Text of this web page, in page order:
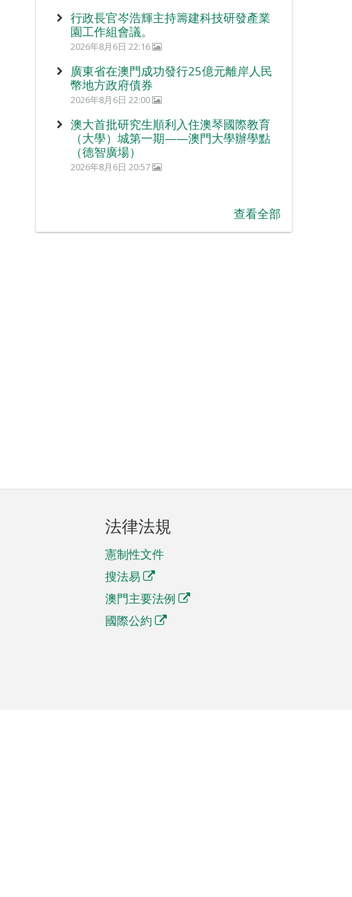
行政長官岑浩輝主持籌建科技研發產業
園工作組會議。
2026年8月6日 22:16
廣東省在澳門成功發行25億元離岸人民
幣地方政府債券
2026年8月6日 22:00
澳大首批研究生順利入住澳琴國際教育
（大學）城第一期——澳門大學辦學點
（德智廣場）
2026年8月6日 20:57
查看全部
法律法規
憲制性文件
搜法易
澳門主要法例
國際公約